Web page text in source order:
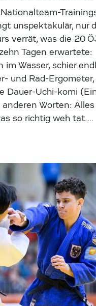
unspektakulär, nur
verrät, was die 20
Tagen erwartete:
Wasser, schier
und Rad-Ergometer,
Dauer-Uchi-komi
Worten:
so richtig weh tat.…